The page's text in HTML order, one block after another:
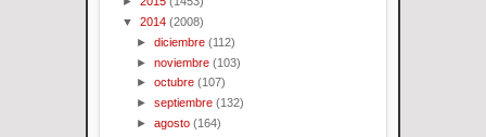
▼ 2014 (2008)
►diciembre (112)
►noviembre (103)
►octubre (107)
►septiembre (132)
►agosto (164)